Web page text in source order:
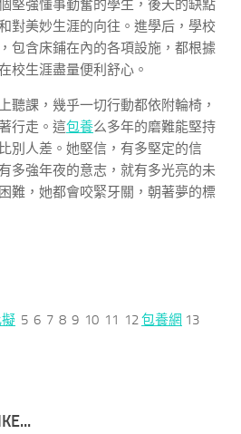
堅強懂事勤奮的學生，後天的缺點
對美妙生涯的向往。進學后，學校
包含床鋪在內的各項設施，都根據
校生涯盡量便利舒心。
聽課，幾乎一切行動都依附輪椅，
行走。這包養么多年的磨難能堅持
別人差。她堅信，有多堅定的信
多強年夜的意志，就有多光亮的未
難，她都會咬緊牙關，朝著夢的標
5 6 7 8 9 10 11 12包養網 13